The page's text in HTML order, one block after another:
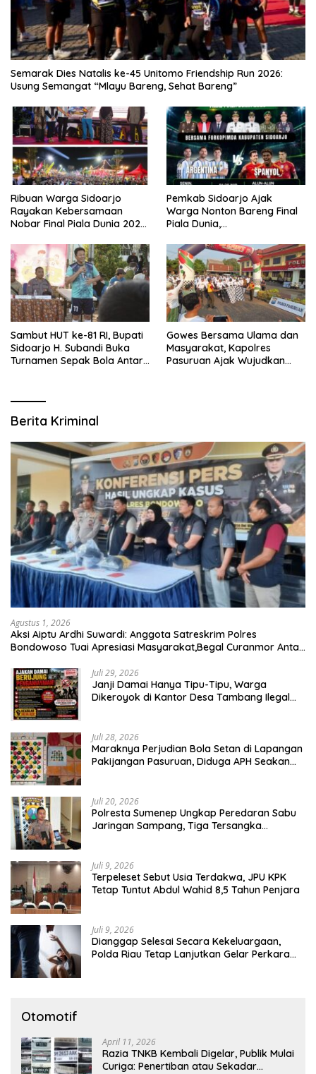
Semarak Dies Natalis ke-45 Unitomo Friendship Run 2026:
Usung Semangat “Mlayu Bareng, Sehat Bareng”
Ribuan Warga Sidoarjo
Rayakan Kebersamaan
Nobar Final Piala Dunia 2026
Forkopimda
Pemkab Sidoarjo Ajak
Warga Nonton Bareng Final
Piala Dunia,
Sambut HUT ke-81 RI, Bupati
Sidoarjo H. Subandi Buka
Turnamen Sepak Bola Antar
Gowes Bersama Ulama dan
Masyarakat, Kapolres
Pasuruan Ajak Wujudkan
Berita Kriminal
Agustus 1, 2026
Aksi Aiptu Ardhi Suwardi: Anggota Satreskrim Polres
Bondowoso Tuai Apresiasi Masyarakat,Begal Curanmor Antar
Juli 29, 2026
Janji Damai Hanya Tipu-Tipu, Warga
Dikeroyok di Kantor Desa Tambang Ilegal
Juli 28, 2026
Maraknya Perjudian Bola Setan di Lapangan
Pakijangan Pasuruan, Diduga APH Seakan
Juli 20, 2026
Polresta Sumenep Ungkap Peredaran Sabu
Jaringan Sampang, Tiga Tersangka
Juli 9, 2026
Terpeleset Sebut Usia Terdakwa, JPU KPK
Tetap Tuntut Abdul Wahid 8,5 Tahun Penjara
Juli 9, 2026
Dianggap Selesai Secara Kekeluargaan,
Polda Riau Tetap Lanjutkan Gelar Perkara
Otomotif
April 11, 2026
Razia TNKB Kembali Digelar, Publik Mulai
Curiga: Penertiban atau Sekadar